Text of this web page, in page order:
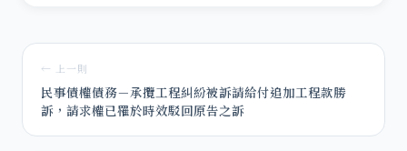
← 上一則
民事債權債務－承攬工程糾紛被訴請給付追加工程款勝
訴，請求權已罹於時效駁回原告之訴